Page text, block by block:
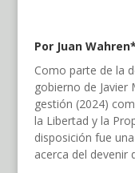
Por Juan Wahren*
Como parte de la
gobierno de Javier
gestión (2024)
la Libertad y la
disposición fue
acerca del devenir